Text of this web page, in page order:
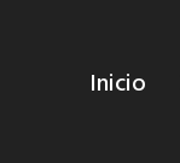
Inicio